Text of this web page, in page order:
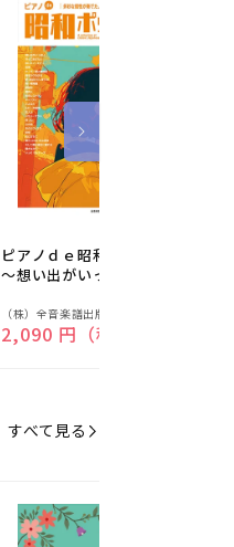
ピアノｄｅ昭和ポップス
～想い出がいっぱい～
販
売
（株）全音楽譜出版社
通常価格
2,090 円（税込）
すべて見る